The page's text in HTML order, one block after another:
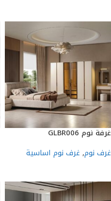
غرفة نوم GLBR006
غرف نوم, غرف نوم اساسية